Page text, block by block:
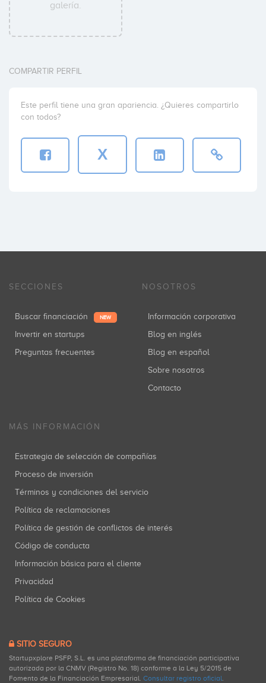
galería.
COMPARTIR PERFIL
Este perfil tiene una gran apariencia. ¿Quieres compartirlo
con todos?
X
SECCIONES
Buscar financiación NEW
Invertir en startups
Preguntas frecuentes
NOSOTROS
Información corporativa
Blog en inglés
Blog en español
Sobre nosotros
Contacto
MÁS INFORMACIÓN
Estrategia de selección de compañías
Proceso de inversión
Términos y condiciones del servicio
Política de reclamaciones
Política de gestión de conflictos de interés
Código de conducta
Información básica para el cliente
Privacidad
Política de Cookies
SITIO SEGURO
Startupxplore PSFP, S.L. es una plataforma de financiación participativa
autorizada por la CNMV (Registro No. 18) conforme a la Ley 5/2015 de
Fomento de la Financiación Empresarial. Consultar registro oficial.